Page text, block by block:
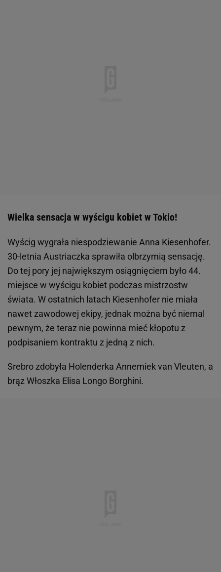
Wielka sensacja w wyścigu kobiet w Tokio!
Wyścig wygrała niespodziewanie Anna Kiesenhofer.
30-letnia Austriaczka sprawiła olbrzymią sensację.
Do tej pory jej największym osiągnięciem było 44.
miejsce w wyścigu kobiet podczas mistrzostw
świata. W ostatnich latach Kiesenhofer nie miała
nawet zawodowej ekipy, jednak można być niemal
pewnym, że teraz nie powinna mieć kłopotu z
podpisaniem kontraktu z jedną z nich.
Srebro zdobyła Holenderka Annemiek van Vleuten, a
brąz Włoszka Elisa Longo Borghini.